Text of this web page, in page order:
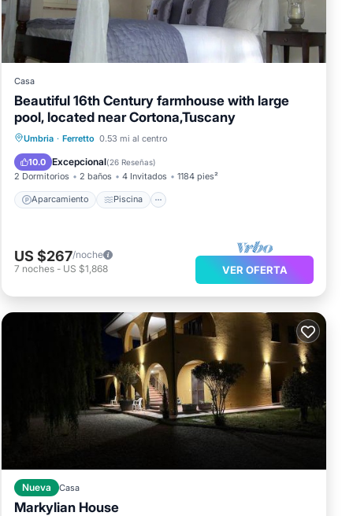
Casa
Beautiful 16th Century farmhouse with large
pool, located near Cortona,Tuscany
Umbria · Ferretto 0.53 mi al centro
10.0 Excepcional(26 Reseñas)
2 Dormitorios 2 baños 4 Invitados 1184 pies²
Aparcamiento Piscina
Aparcamiento
Piscina
Balcón/Terraza
US $267/noche
7 noches - US $1,868 VER OFERTA
Nueva Casa
Markylian House